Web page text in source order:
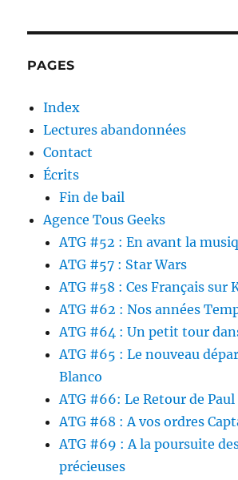
PAGES
Index
Lectures abandonnées
Contact
Écrits
Fin de bail
Agence Tous Geeks
ATG #52 : En avant la
ATG #57 : Star Wars
ATG #58 : Ces Français sur
ATG #62 : Nos années
ATG #64 : Un petit tour
ATG #65 : Le nouveau
Blanco
ATG #66: Le Retour de
ATG #68 : A vos ordres
ATG #69 : A la poursuite
précieuses